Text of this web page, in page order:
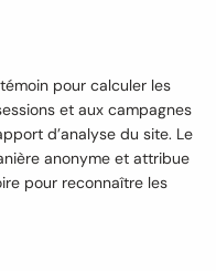
pour calculer les
et aux campagnes
d’analyse du site. Le
anonyme et attribue
pour reconnaître les